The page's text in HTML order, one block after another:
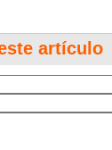
artículo